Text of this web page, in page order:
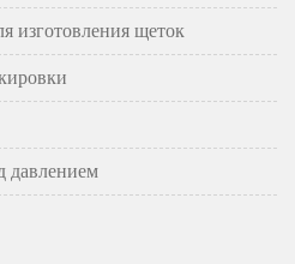
щеток
давлением